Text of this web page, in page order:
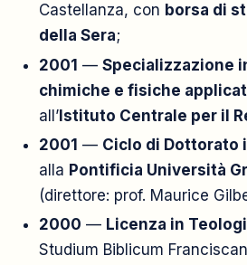
Castellanza, con borsa di
della Sera;
2001 — Specializzazione
chimiche e fisiche
all’Istituto Centrale per il
2001 — Ciclo di Dottorato
alla Pontificia Università
(direttore: prof. Maurice
2000 — Licenza in
Studium Biblicum